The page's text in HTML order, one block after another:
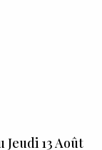
13 Août